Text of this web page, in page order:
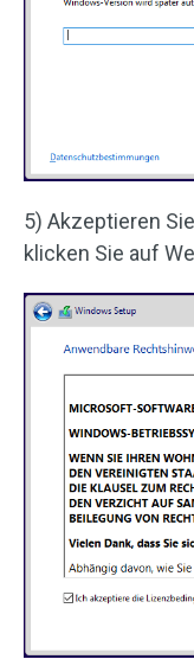
5) Akzeptieren
klicken Sie auf